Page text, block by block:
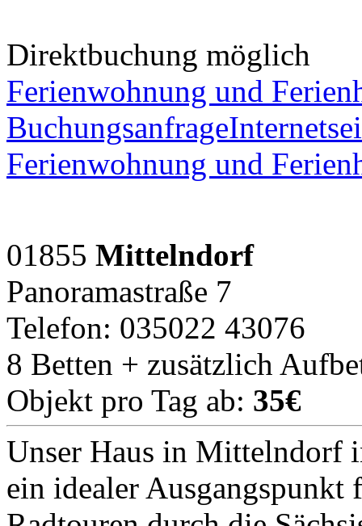
Direktbuchung möglich
Ferienwohnung und
Buchungsanfrage
Ferienwohnung und
01855 Mittelndorf
Panoramastraße 7
Telefon: 035022 43076
8 Betten + zusätzlich
Objekt pro Tag ab: 35€
Unser Haus in Mittelndorf
ein idealer